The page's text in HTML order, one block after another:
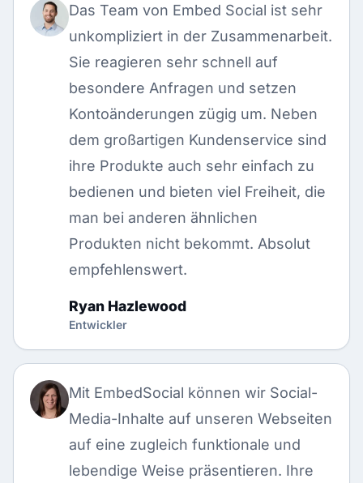
Das Team von Embed Social ist sehr
unkompliziert in der Zusammenarbeit.
Sie reagieren sehr schnell auf
besondere Anfragen und setzen
Kontoänderungen zügig um. Neben
dem großartigen Kundenservice sind
ihre Produkte auch sehr einfach zu
bedienen und bieten viel Freiheit, die
man bei anderen ähnlichen
Produkten nicht bekommt. Absolut
empfehlenswert.
Ryan Hazlewood
Entwickler
Mit EmbedSocial können wir Social-
Media-Inhalte auf unseren Webseiten
auf eine zugleich funktionale und
lebendige Weise präsentieren. Ihre